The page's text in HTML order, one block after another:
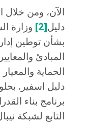
الآن، ومن خلال
دليل[2]
وزارة
بشأن توطين
المبادئ
الحماية
برنامج بناء
التابع لشبكة